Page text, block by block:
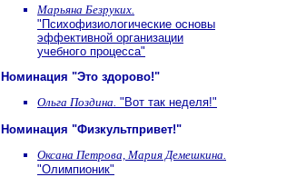
Марьяна Безруких.
"Психофизиологические основы
эффективной организации
учебного процесса"
Номинация "Это здорово!"
Ольга Поздина. "Вот так неделя!"
Номинация "Физкультпривет!"
Оксана Петрова, Мария Демешкина.
"Олимпионик"